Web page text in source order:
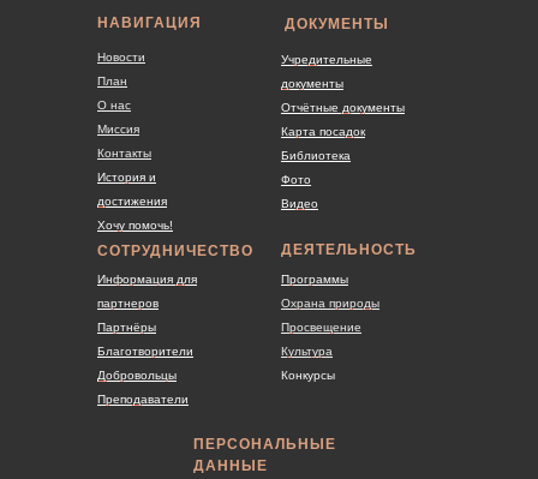
ДЕЯТЕЛЬНОСТЬ
ПЕРСОНАЛЬНЫЕ
ДАННЫЕ
НАВИГАЦИЯ
Новости
План
О нас
Миссия
Контакты
История и
достижения
Хочу помочь!
Программы
Охрана природы
Просвещение
Культура
Конкурсы
СОТРУДНИЧЕСТВО
Информация для
партнеров
Партнёры
Благотворители
Добровольцы
Преподаватели
ДОКУМЕНТЫ
Учредительные
документы
Отчётные документы
Карта посадок
Библиотека
Фото
Видео